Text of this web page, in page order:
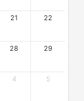
21 22
28 29
4 5